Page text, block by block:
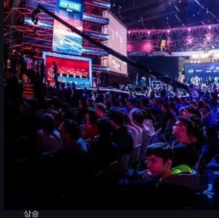
현재최고의 CS2 팀
실력과 멘탈에 도움 되는
스킨·환경 세팅 팁
까지 한 번에 정리해 보겠습니다.
현재 CS2 최고의 선수 후보
단도직입적으로 말하면, 2025년 기준으로 가장 많이 언급되는
이름은ZywOo입니다. CS:GO 말기부터 이미 세계 최정상급이었
고, CS2에서도 곧바로 적응하며 팀의 주요 타이틀을 이끌었기
때문입니다.
“최고”라는 타이틀을 단 한 사람에게 주기에는 아직 변
가 많습니다. CS2에서는 다음 기준들이 함께 고려됩니다.
개인 스탯
: 레이팅, ADR, K/D, 엔트리 성공률 등
: 메이저 및 T1 대회 우승, 꾸준한 상위권
: 팀이 무너질 때 라운드를 뒤집는 능
: CS:GO → CS2 전환 후 퍼포먼스 유지 또는
상승